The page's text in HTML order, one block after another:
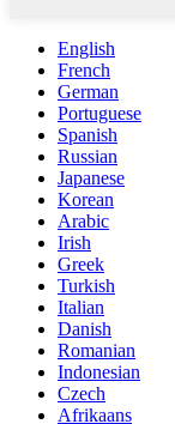
English
French
German
Portuguese
Spanish
Russian
Japanese
Korean
Arabic
Irish
Greek
Turkish
Italian
Danish
Romanian
Indonesian
Czech
Afrikaans